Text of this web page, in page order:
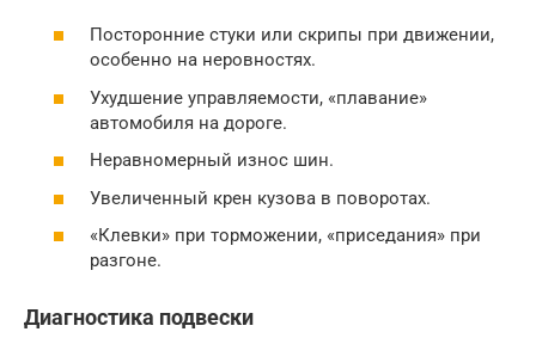
Посторонние стуки или скрипы при движении,
особенно на неровностях.
Ухудшение управляемости, «плавание»
автомобиля на дороге.
Неравномерный износ шин.
Увеличенный крен кузова в поворотах.
«Клевки» при торможении, «приседания» при
разгоне.
Диагностика подвески